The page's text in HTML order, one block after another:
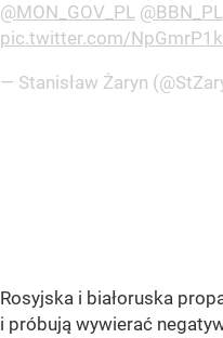
@MON_GOV_PL @BBN_PL
pic.twitter.com/
— Stanisław Żaryn
Rosyjska i białoruska
i próbują wywierać